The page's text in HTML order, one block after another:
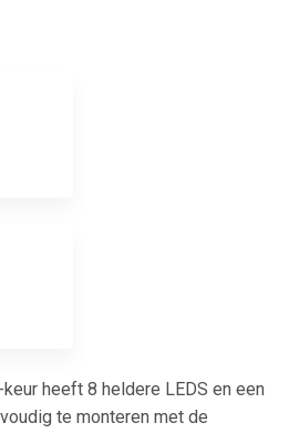
heeft 8 heldere LEDS en een
te monteren met de